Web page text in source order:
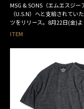
MSG & SONS（エムエスジ
（U.S.N）へと支給されて
ツをリリース。8月22日(金)よ
ITEM